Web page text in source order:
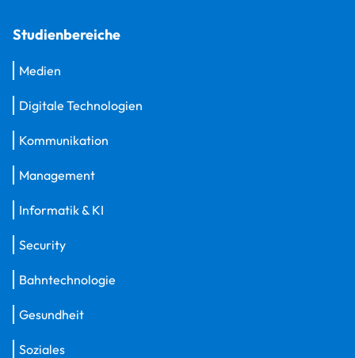
Studienbereiche
Medien
Digitale Technologien
Kommunikation
Management
Informatik & KI
Security
Bahntechnologie
Gesundheit
Soziales